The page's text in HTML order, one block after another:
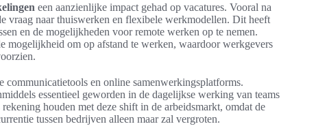
een aanzienlijke impact gehad op vacatures. Vooral na
vraag naar thuiswerken en flexibele werkmodellen. Dit heeft
en de mogelijkheden voor remote werken op te nemen.
mogelijkheid om op afstand te werken, waardoor werkgevers
en online samenwerkingsplatforms.
essentieel geworden in de dagelijkse werking van teams
houden met deze shift in de arbeidsmarkt, omdat de
tussen bedrijven alleen maar zal vergroten.